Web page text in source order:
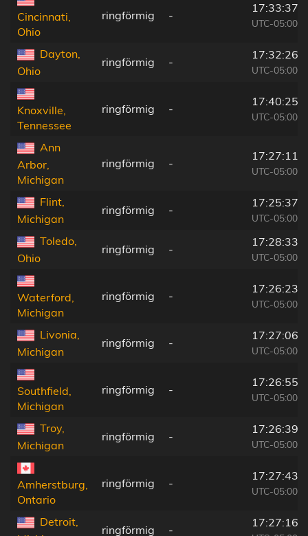
Cincinnati,
Ohio
ringförmig -
17:33:37
UTC-05:00
Dayton,
Ohio
ringförmig -
17:32:26
UTC-05:00
Knoxville,
Tennessee
ringförmig -
17:40:25
UTC-05:00
Ann
Arbor,
Michigan
ringförmig -
17:27:11
UTC-05:00
Flint,
Michigan
ringförmig -
17:25:37
UTC-05:00
Toledo,
Ohio
ringförmig -
17:28:33
UTC-05:00
Waterford,
Michigan
ringförmig -
17:26:23
UTC-05:00
Livonia,
Michigan
ringförmig -
17:27:06
UTC-05:00
Southfield,
Michigan
ringförmig -
17:26:55
UTC-05:00
Troy,
Michigan
ringförmig -
17:26:39
UTC-05:00
Amherstburg,
Ontario
ringförmig -
17:27:43
UTC-05:00
Detroit,
ringförmig -
17:27:16